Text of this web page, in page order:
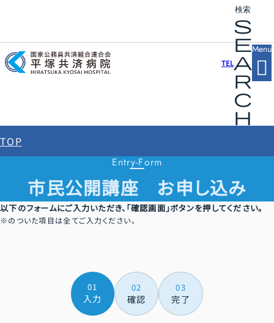
TEL
検索
s
e
a
r
c
h
Menu
研修医サイト
外来のご案内
診療の流れ
外来担当医表
入院・面会のご案内
医療未収金等について
診療科・部門・センター
診療科
臨床工学科（CE）
センター機能
病院案内
当院の特長
数字で見る平塚共済病院
医療連携支援センターについて
検索する
TOP
Entry-Form
市民公開講座 お申し込み
以下のフォームにご入力いただき、「確認画面」ボタンを押してください。
のついた項目は全てご入力ください。
01
入力
02
確認
03
完了